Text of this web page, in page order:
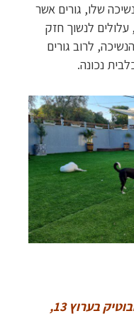
שלו, גורים אשר
גיל 8 שבועות, עלולים לנשוך חזק
לרוב גורים
נכונה.
את הראיון של דוד מייסד מלון הבוטיק בערוץ 13,